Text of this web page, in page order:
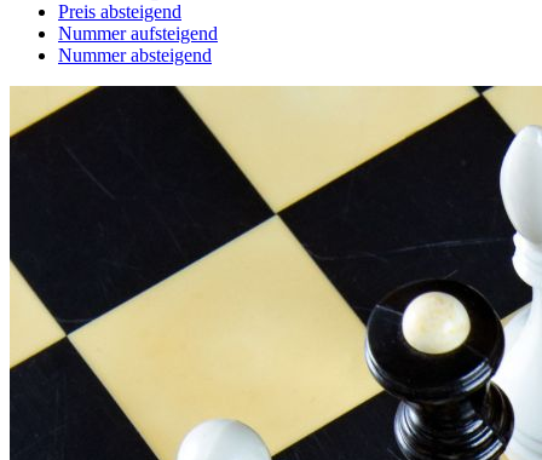
Preis absteigend
Nummer aufsteigend
Nummer absteigend